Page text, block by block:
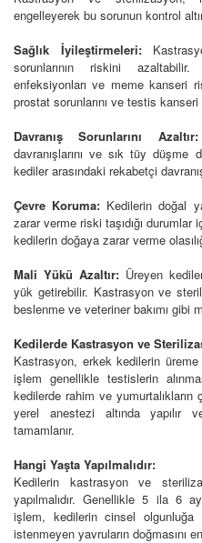
engelleyerek bu sorunun kontrol
Sağlık İyileştirmeleri:
sorunlarının riskini
enfeksiyonları ve meme kanseri
prostat sorunlarını ve testis
Davranış Sorunlarını Azaltır:
davranışlarını ve sık tüy düşme
kediler arasındaki rekabetçi
Çevre Koruma: Kedilerin doğal
zarar verme riski taşıdığı
kedilerin doğaya zarar verme
Mali Yükü Azaltır: Üreyen
yük getirebilir. Kastrasyon ve
beslenme ve veteriner bakımı gibi
Kedilerde Kastrasyon ve
Kastrasyon, erkek kedilerin üreme
işlem genellikle testislerin
kedilerde rahim ve yumurtalıkların
yerel anestezi altında yapılır
tamamlanır.
Hangi Yaşta Yapılmalıdır:
Kedilerin kastrasyon ve
yapılmalıdır. Genellikle 5 ila 6
işlem, kedilerin cinsel
istenmeyen yavruların doğmasını